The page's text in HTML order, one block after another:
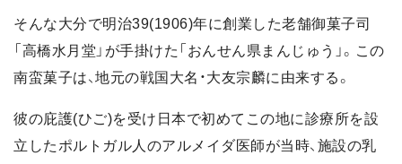
そんな大分で明治39(1906)年に創業した老舗御菓子司
「高橋水月堂」が手掛けた「おんせん県まんじゅう」。この
南蛮菓子は、地元の戦国大名・大友宗麟に由来する。
彼の庇護(ひご)を受け日本で初めてこの地に診療所を設
立したポルトガル人のアルメイダ医師が当時、施設の乳